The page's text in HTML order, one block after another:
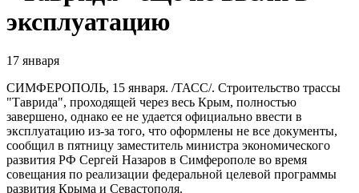
эксплуатацию
17 января
СИМФЕРОПОЛЬ, 15 января. /ТАСС/. Строительство трассы
"Таврида", проходящей через весь Крым, полностью
завершено, однако ее не удается официально ввести в
эксплуатацию из-за того, что оформлены не все документы,
сообщил в пятницу заместитель министра экономического
развития РФ Сергей Назаров в Симферополе во время
совещания по реализации федеральной целевой программы
развития Крыма и Севастополя.